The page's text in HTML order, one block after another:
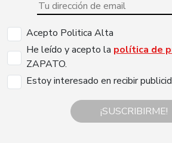
Acepto Politica Alta
He leído y acepto la política de
ZAPATO.
Estoy interesado en recibir
¡SUSCRIBIRME!